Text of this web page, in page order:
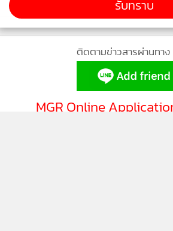
ติดตามข่าวสารผ่านทาง
MGR Online
รับทราบ